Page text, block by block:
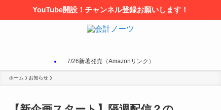
YouTube開設！チャンネル登録お願いします！
7/26新著発売（Amazonリンク）
ホーム お知らせ